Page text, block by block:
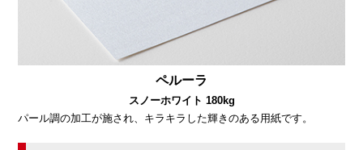
ペルーラ
スノーホワイト 180kg
パール調の加工が施され、キラキラした輝きのある用紙です。